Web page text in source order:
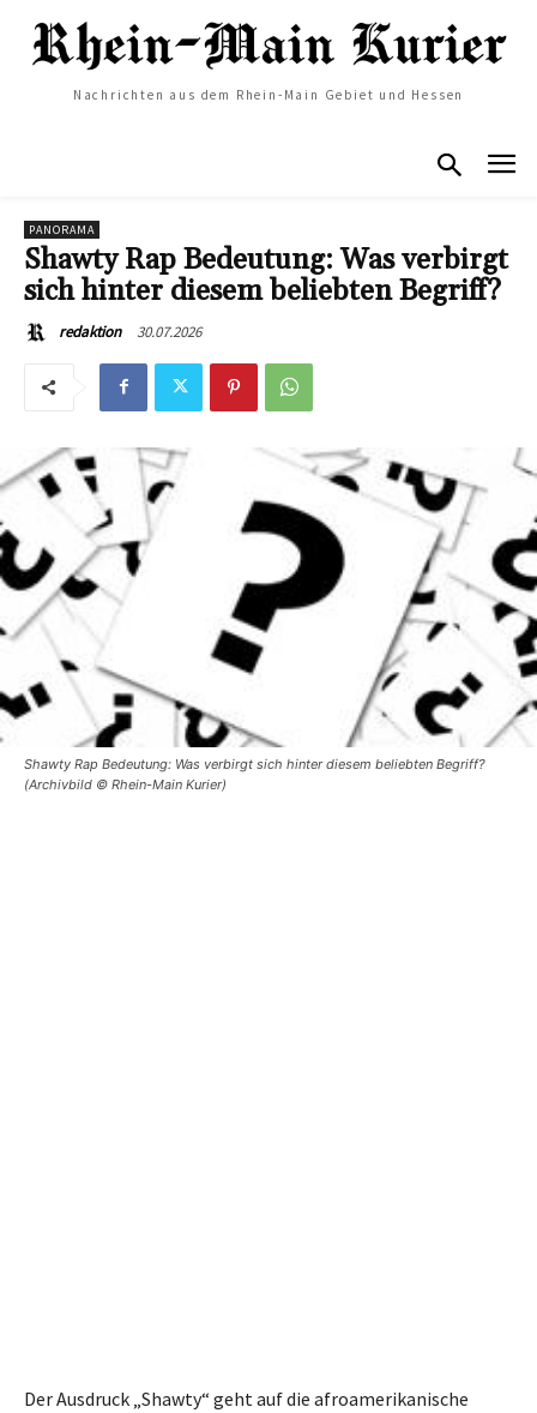
Nachrichten aus dem Rhein-Main Gebiet und Hessen
PANORAMA
Shawty Rap Bedeutung: Was verbirgt
sich hinter diesem beliebten Begriff?
redaktion 30.07.2026
Shawty Rap Bedeutung: Was verbirgt sich hinter diesem beliebten Begriff?
(Archivbild © Rhein-Main Kurier)
Der Ausdruck „Shawty“ geht auf die afroamerikanische